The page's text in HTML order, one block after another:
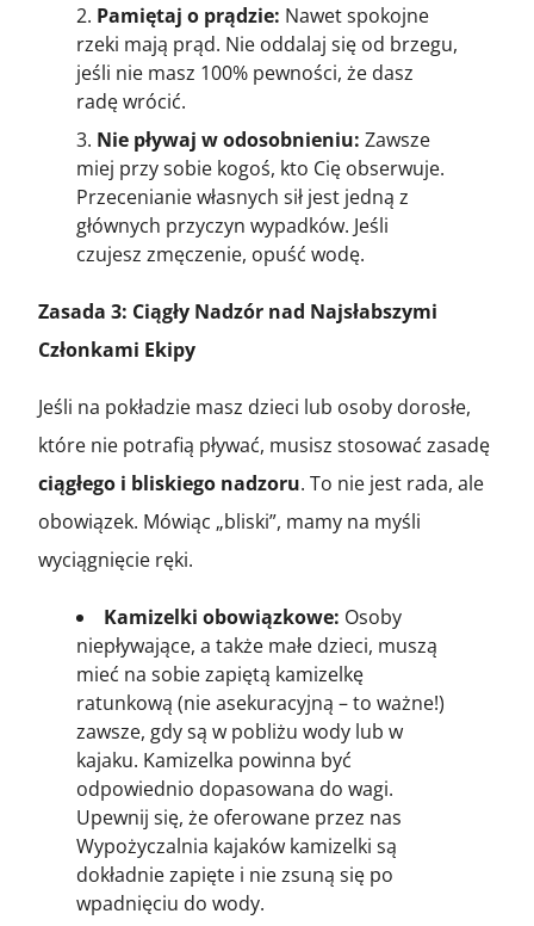
Pamiętaj o prądzie: Nawet spokojne
rzeki mają prąd. Nie oddalaj się od brzegu,
jeśli nie masz 100% pewności, że dasz
radę wrócić.
Nie pływaj w odosobnieniu: Zawsze
miej przy sobie kogoś, kto Cię obserwuje.
Przecenianie własnych sił jest jedną z
głównych przyczyn wypadków. Jeśli
czujesz zmęczenie, opuść wodę.
Zasada 3: Ciągły Nadzór nad Najsłabszymi
Członkami Ekipy
Jeśli na pokładzie masz dzieci lub osoby dorosłe,
które nie potrafią pływać, musisz stosować zasadę
ciągłego i bliskiego nadzoru. To nie jest rada, ale
obowiązek. Mówiąc „bliski”, mamy na myśli
wyciągnięcie ręki.
Kamizelki obowiązkowe: Osoby
niepływające, a także małe dzieci, muszą
mieć na sobie zapiętą kamizelkę
ratunkową (nie asekuracyjną – to ważne!)
zawsze, gdy są w pobliżu wody lub w
kajaku. Kamizelka powinna być
odpowiednio dopasowana do wagi.
Upewnij się, że oferowane przez nas
Wypożyczalnia kajaków kamizelki są
dokładnie zapięte i nie zsuną się po
wpadnięciu do wody.